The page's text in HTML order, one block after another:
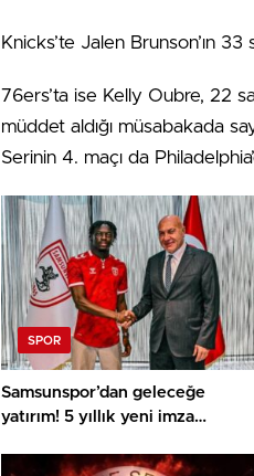
Knicks’te Jalen Brunson’ın
76ers’ta ise Kelly Oubre, 22
müddet aldığı müsabakada
Serinin 4. maçı da
SPOR
Samsunspor’dan geleceğe
yatırım! 5 yıllık yeni imza